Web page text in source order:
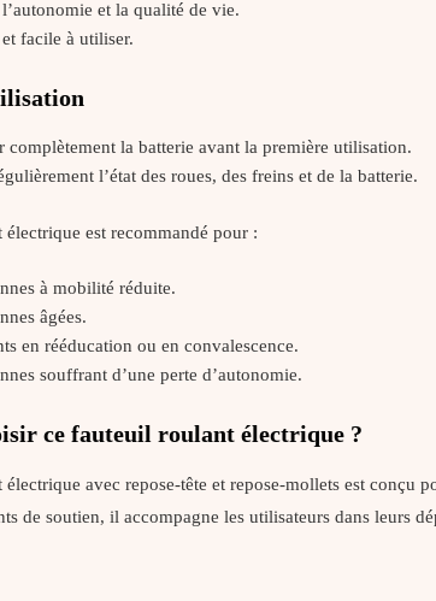
et la qualité de vie.
facile à utiliser.
complètement la batterie avant la première utilisation.
l’état des roues, des freins et de la batterie.
est recommandé pour :
à mobilité réduite.
âgées.
en rééducation ou en convalescence.
souffrant d’une perte d’autonomie.
ce fauteuil roulant électrique ?
avec repose-tête et repose-mollets est conçu
de soutien, il accompagne les utilisateurs dans leurs